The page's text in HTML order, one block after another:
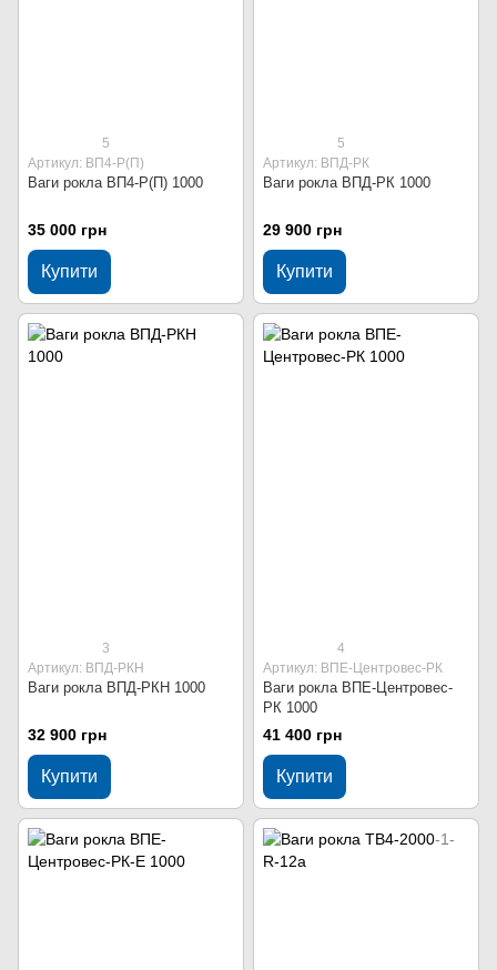
5
Артикул: ВП4-Р(П)
Ваги рокла ВП4-Р(П) 1000
35 000 грн
Купити
5
Артикул: ВПД-РК
Ваги рокла ВПД-РК 1000
29 900 грн
Купити
3
Артикул: ВПД-РКН
Ваги рокла ВПД-РКН 1000
32 900 грн
Купити
4
Артикул: ВПЕ-Центровес-РК
Ваги рокла ВПЕ-Центровес-
РК 1000
41 400 грн
Купити